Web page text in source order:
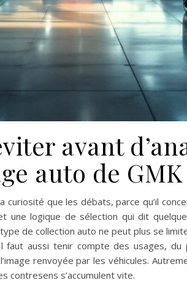
avant
auto de GMK
curiosité que les débats, parce qu’il
une logique de sélection qui dit
de collection auto ne peut plus se
faut aussi tenir compte des usages, du
renvoyée par les véhicules.
contresens s’accumulent vite.